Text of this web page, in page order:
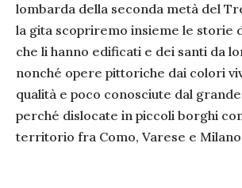
lombarda della seconda metà del
la gita scopriremo insieme le storie
che li hanno edificati e dei santi da
nonché opere pittoriche dai colori
qualità e poco conosciute dal
perché dislocate in piccoli borghi
territorio fra Como, Varese e